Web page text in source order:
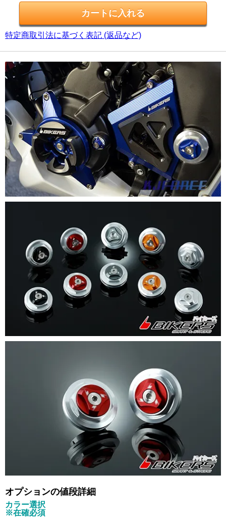
特定商取引法に基づく表記 (返品など)
オプションの値段詳細
カラー選択
※在確必須